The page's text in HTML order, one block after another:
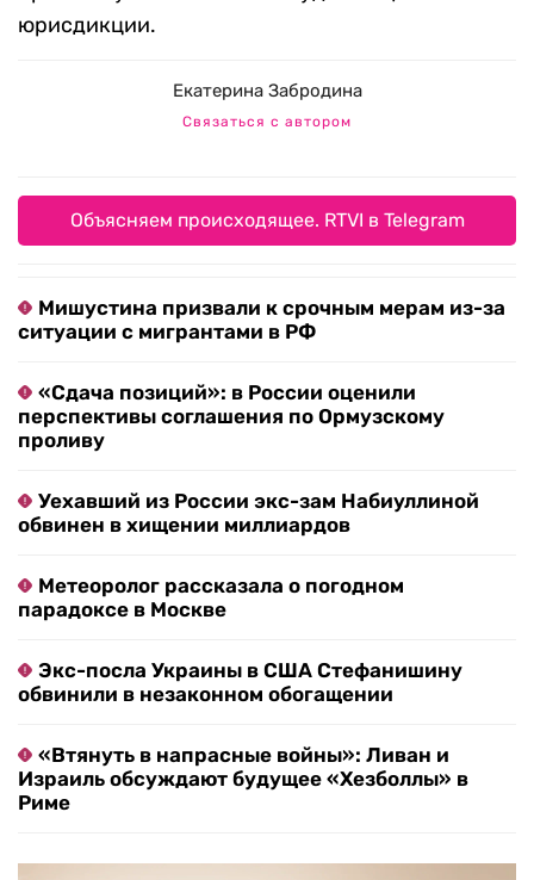
юрисдикции.
Екатерина Забродина
Связаться с автором
Объясняем происходящее. RTVI в Telegram
Мишустина призвали к срочным мерам из-за
ситуации с мигрантами в РФ
«Сдача позиций»: в России оценили
перспективы соглашения по Ормузскому
проливу
Уехавший из России экс-зам Набиуллиной
обвинен в хищении миллиардов
Метеоролог рассказала о погодном
парадоксе в Москве
Экс-посла Украины в США Стефанишину
обвинили в незаконном обогащении
«Втянуть в напрасные войны»: Ливан и
Израиль обсуждают будущее «Хезболлы» в
Риме